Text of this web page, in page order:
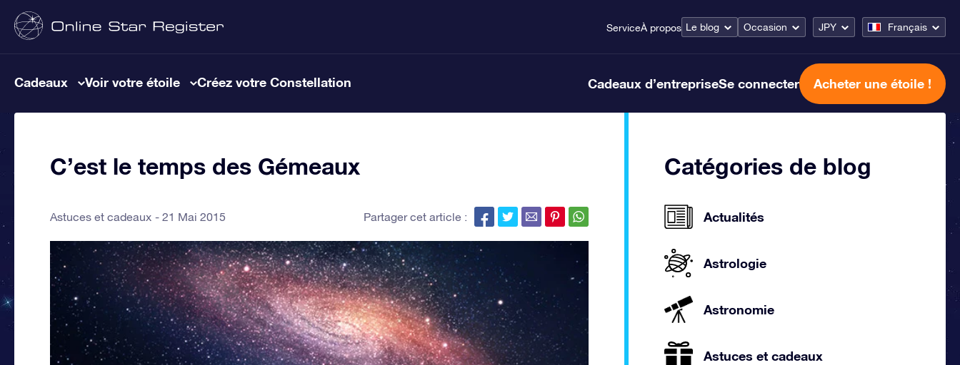
ServiceÀ propos Le blog Occasion JPY Français
Cadeaux Voir votre étoile Créez votre Constellation Cadeaux d’entrepriseSe connecter Acheter une étoile !
C’est le temps des Gémeaux
Astuces et cadeaux 21 Mai 2015 Partager cet article :
Catégories de blog
Actualités
Astrologie
Astronomie
Astuces et cadeaux